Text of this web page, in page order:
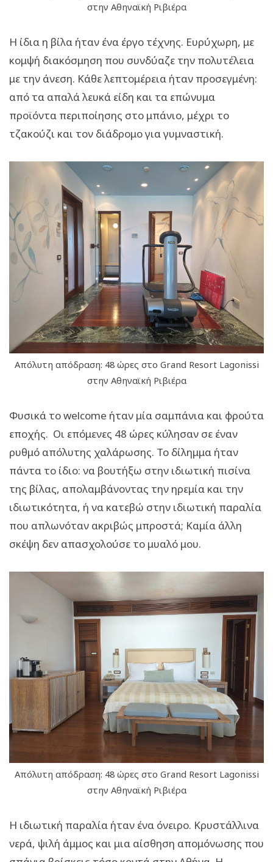
στην Αθηναϊκή Ριβιέρα
Η ίδια η βίλα ήταν ένα έργο τέχνης. Ευρύχωρη, με
κομψή διακόσμηση που συνδύαζε την πολυτέλεια
με την άνεση. Κάθε λεπτομέρεια ήταν προσεγμένη:
από τα απαλά λευκά είδη και τα επώνυμα
προϊόντα περιποίησης στο μπάνιο, μέχρι το
τζακούζι και τον διάδρομο για γυμναστική.
Απόλυτη απόδραση: 48 ώρες στο Grand Resort Lagonissi
στην Αθηναϊκή Ριβιέρα
Φυσικά το welcome ήταν μία σαμπάνια και φρούτα
εποχής. Οι επόμενες 48 ώρες κύλησαν σε έναν
ρυθμό απόλυτης χαλάρωσης. Το δίλημμα ήταν
πάντα το ίδιο: να βουτήξω στην ιδιωτική πισίνα
της βίλας, απολαμβάνοντας την ηρεμία και την
ιδιωτικότητα, ή να κατεβώ στην ιδιωτική παραλία
που απλωνόταν ακριβώς μπροστά; Καμία άλλη
σκέψη δεν απασχολούσε το μυαλό μου.
Απόλυτη απόδραση: 48 ώρες στο Grand Resort Lagonissi
στην Αθηναϊκή Ριβιέρα
Η ιδιωτική παραλία ήταν ένα όνειρο. Κρυστάλλινα
νερά, ψιλή άμμος και μια αίσθηση απομόνωσης που